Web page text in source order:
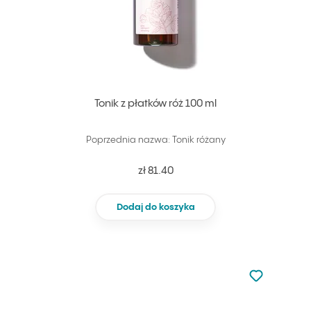
Tonik z płatków róż 100 ml
Poprzednia nazwa: Tonik różany
zł 81.40
Dodaj do koszyka
Nie dodano
Dodaj do